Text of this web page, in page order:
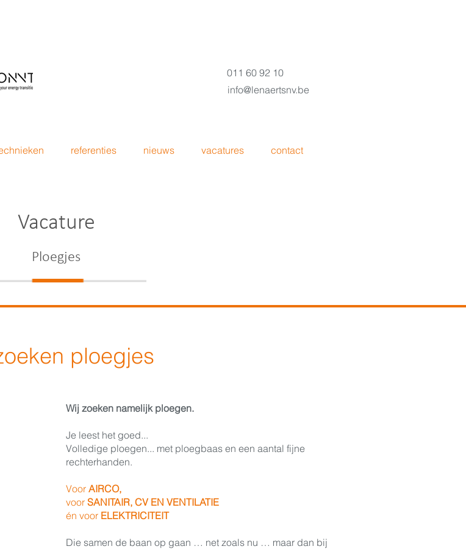
011 60 92 10
info@lenaertsnv.be
referenties nieuws vacatures contact
Vacature
Ploegjes
ploegjes
Wij zoeken namelijk ploegen.
Je leest het goed...
Volledige ploegen... met ploegbaas en een aantal fijne
rechterhanden.
Voor AIRCO,
voor SANITAIR, CV EN VENTILATIE
én voor ELEKTRICITEIT
Die samen de baan op gaan … net zoals nu … maar dan bij